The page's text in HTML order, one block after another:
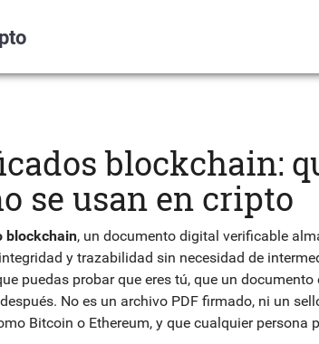
blockchain:
se usan en cripto
blockchain, un documento digital verificable
y trazabilidad sin necesidad de
puedas probar que eres tú, que un
No es un archivo PDF firmado, ni un
Bitcoin o Ethereum, y que cualquier persona